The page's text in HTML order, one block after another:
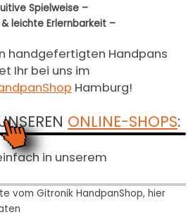
Spielweise –
leichte Erlernbarkeit –
handgefertigten Handpans
Ihr bei uns im
Hamburg!
ONLINE-SHOPS:
in unserem